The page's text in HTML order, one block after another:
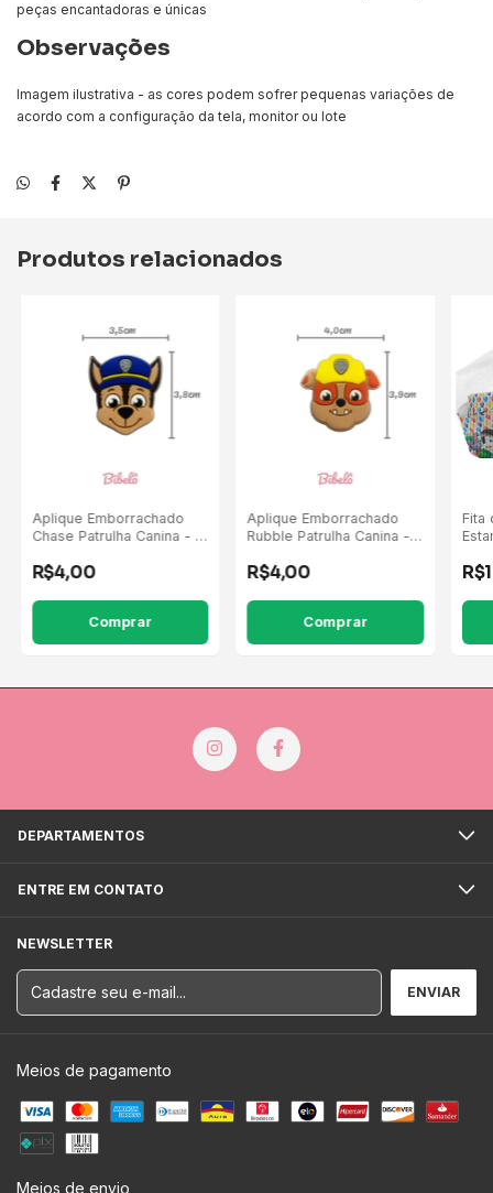
peças encantadoras e únicas
Observações
Imagem ilustrativa - as cores podem sofrer pequenas variações de
acordo com a configuração da tela, monitor ou lote
Produtos relacionados
Aplique Emborrachado
Chase Patrulha Canina - 5
R$4,00
Aplique Emborrachado
Rubble Patrulha Canina - 5
R$4,00
Fita
DEPARTAMENTOS
ENTRE EM CONTATO
NEWSLETTER
Meios de pagamento
Meios de envio